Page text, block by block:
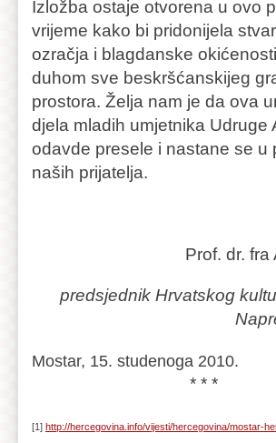
Izložba ostaje otvorena u ovo
vrijeme kako bi pridonijela
ozračja i blagdanske
duhom sve beskršćanskijeg
prostora. Želja nam je da ova
djela mladih umjetnika Udruge
odavde presele i nastane se u
naših prijatelja.
Prof. dr. fra
predsjednik Hrvatskog
Mostar, 15. studenoga 2010.
* * *
[1] http://hercegovina.info/vijesti/hercegovina/mostar-